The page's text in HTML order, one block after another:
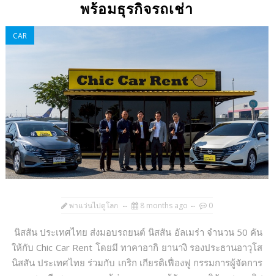
พร้อมธุรกิจรถเช่า
CAR
พาแว่นไปดูโลก 8 months ago 0
นิสสัน ประเทศไทย ส่งมอบรถยนต์ นิสสัน อัลเมร่า จำนวน 50 คัน
ให้กับ Chic Car Rent โดยมี ทาคาอากิ ยานางิ รองประธานอาวุโส
นิสสัน ประเทศไทย ร่วมกับ เกริก เกียรติเฟื่องฟู กรรมการผู้จัดการ